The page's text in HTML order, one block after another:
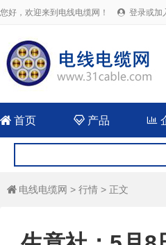
您好，欢迎来到电线电缆网！  登录或加
 首页 产品 
 电线电缆网 > 行情 > 正文